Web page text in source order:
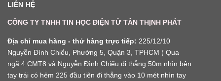
LIÊN HỆ
CÔNG TY TNHH TIN HỌC ĐIỆN TỬ TÂN THỊNH PHÁT
Địa chỉ mua hàng - thử hàng trực tiếp: 225/12/10
Nguyễn Đình Chiểu, Phường 5, Quận 3, TPHCM ( Qua
ngã 4 CMT8 và Nguyễn Đình Chiểu đi thẳng 50m nhìn bên
tay trái có hẻm 225 đầu tiên đi thẳng vào 10 mét nhìn tay